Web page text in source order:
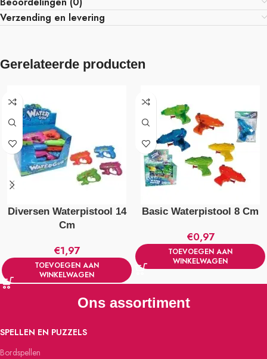
Verzending en levering
Gerelateerde producten
Diversen Waterpistool 14
Cm
€1,97
TOEVOEGEN AAN
WINKELWAGEN
Basic Waterpistool 8 Cm
€0,97
TOEVOEGEN AAN
WINKELWAGEN
Ons assortiment
SPELLEN EN PUZZELS
Bordspellen